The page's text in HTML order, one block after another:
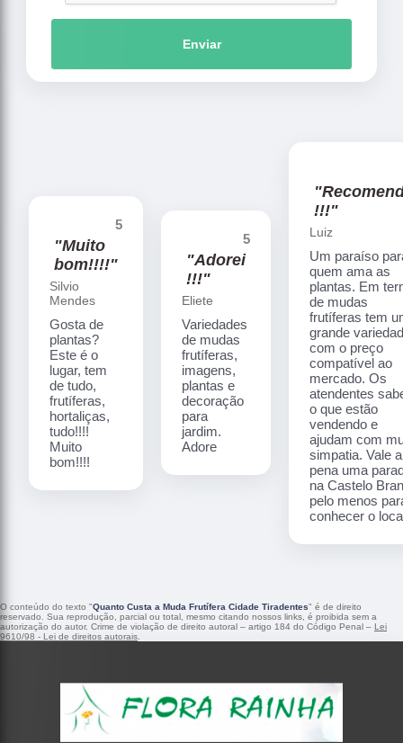
Enviar
5
"Muito
bom!!!!"
Silvio
Mendes
Gosta de
plantas?
Este é o
lugar, tem
de tudo,
frutíferas,
hortaliças,
tudo!!!!
Muito
bom!!!!
5
"Adorei
!!!"
Eliete
Variedades
de mudas
frutíferas,
imagens,
plantas e
decoração
para
jardim.
Adore
!!!"
Luiz
Um paraíso
quem ama as
plantas. Em
de mudas
frutíferas tem
grande
com o preço
compatível ao
mercado. Os
atendentes
o que estão
vendendo e
ajudam com
simpatia. Vale a
pena uma
na Castelo
pelo menos
conhecer o
O conteúdo do texto "Quanto Custa a Muda Frutífera Cidade Tiradentes" é de direito
reservado. Sua reprodução, parcial ou total, mesmo citando nossos links, é proibida sem a
autorização do autor. Crime de violação de direito autoral – artigo 184 do Código Penal – Lei
9610/98 - Lei de direitos autorais